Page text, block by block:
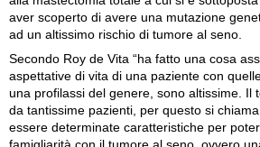
aver scoperto di avere una mutazione
ad un altissimo rischio di tumore al seno.
Secondo Roy de Vita “ha fatto una cosa
aspettative di vita di una paziente con
una profilassi del genere, sono altissime. Il
da tantissime pazienti, per questo si
essere determinate caratteristiche per